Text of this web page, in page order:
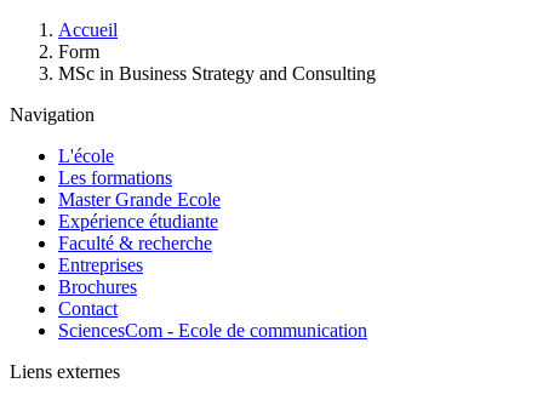
d'Ariane
Accueil
Form
MSc in Business Strategy and Consulting
Navigation
L'école
Les formations
Master Grande Ecole
Expérience étudiante
Faculté & recherche
Entreprises
Brochures
Contact
SciencesCom - Ecole de communication
Liens externes